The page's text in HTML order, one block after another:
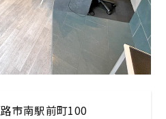
市南駅前町100